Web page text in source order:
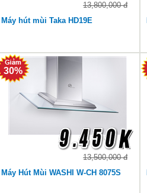
13,800,000 đ
Máy hút mùi Taka HD19E
30%
13,500,000 đ
Máy Hút Mùi WASHI W-CH 8075S